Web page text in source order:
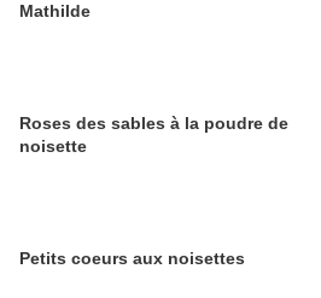
Mathilde
Roses des sables à la poudre de
noisette
Petits coeurs aux noisettes